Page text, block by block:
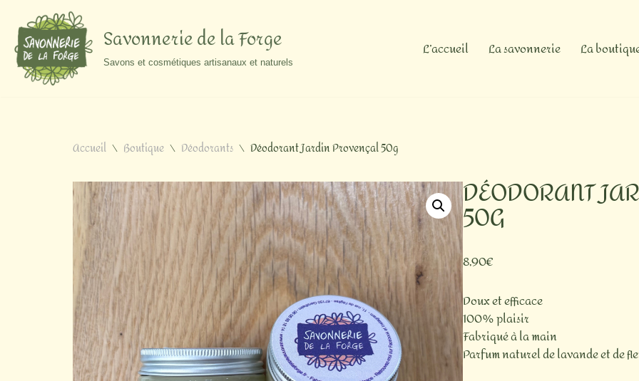
Aller
au
contenu
Savonnerie de la Forge
Savons et cosmétiques artisanaux et naturels
L’accueil La savonnerie La
Accueil \ Boutique \ Déodorants \ Déodorant Jardin Provençal 50g
DÉODORANT
50G
8,90€
Doux et efficace
100% plaisir
Fabriqué à la main
Parfum naturel de lavande et de